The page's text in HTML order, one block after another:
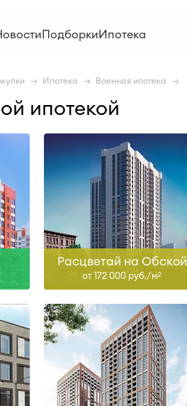
ПодборкиИпотека
Ипотека Военная ипотека
ипотекой
Расцветай на Обской
от 172 000 руб./м2
Сдан, II-27, III-27
Узнать больше
Сдан, I-29
Узнать больше